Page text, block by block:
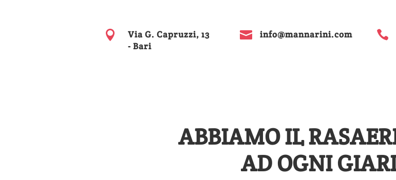

Via G. Capruzzi, 13
- Bari
 info@mannarini.com 
ABBIAMO IL
AD OGNI